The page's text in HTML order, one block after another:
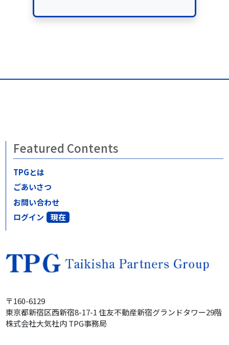
〒160-6129
東京都新宿区西新宿8-17-1 住友不動産新宿グランドタワー29階
株式会社大気社内TPG事務局
Featured Contents
TPGとは
ごあいさつ
お問い合わせ
ログイン